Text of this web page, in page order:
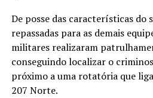
De posse das características do
repassadas para as demais
militares realizaram
conseguindo localizar o
próximo a uma rotatória que
207 Norte.